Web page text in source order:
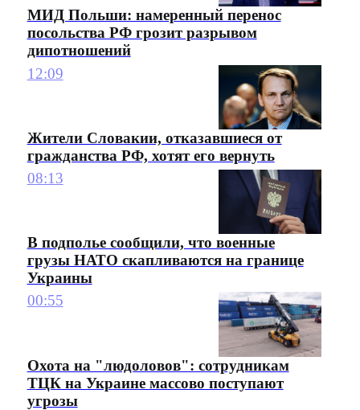
МИД Польши: намеренный перенос
посольства РФ грозит разрывом
дипотношений
12:09
Жители Словакии, отказавшиеся от
гражданства РФ, хотят его вернуть
08:13
В подполье сообщили, что военные
грузы НАТО скапливаются на границе
Украины
00:55
Охота на "людоловов": сотрудникам
ТЦК на Украине массово поступают
угрозы